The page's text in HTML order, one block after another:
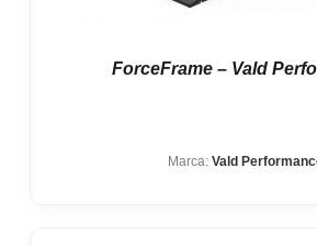
ForceFrame – Vald
Marca: Vald